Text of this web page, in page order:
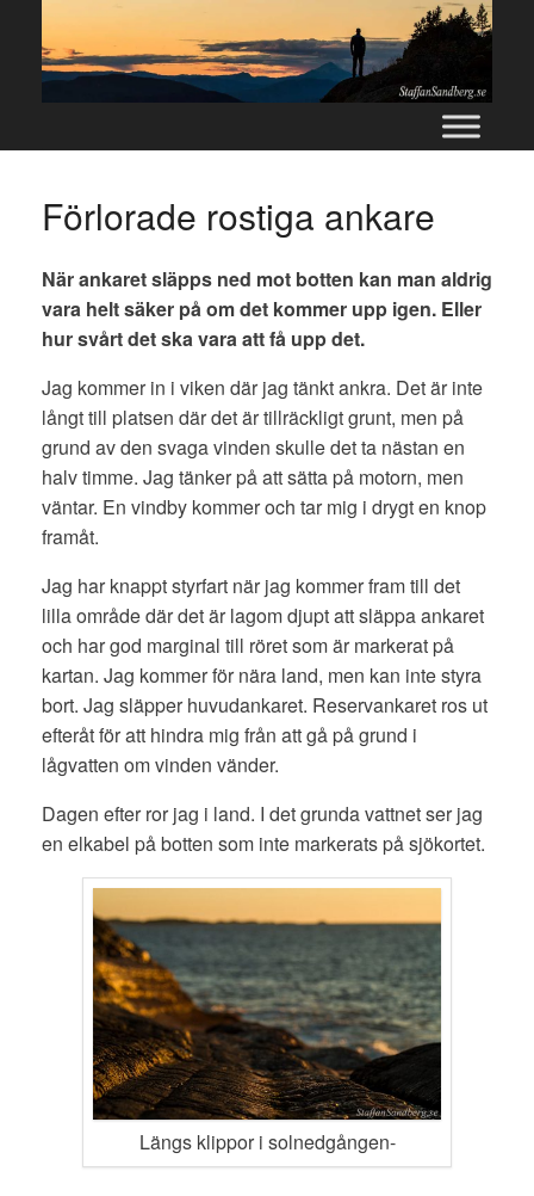
content
Förlorade rostiga ankare
När ankaret släpps ned mot botten kan man aldrig
vara helt säker på om det kommer upp igen. Eller
hur svårt det ska vara att få upp det.
Jag kommer in i viken där jag tänkt ankra. Det är inte
långt till platsen där det är tillräckligt grunt, men på
grund av den svaga vinden skulle det ta nästan en
halv timme. Jag tänker på att sätta på motorn, men
väntar. En vindby kommer och tar mig i drygt en knop
framåt.
Jag har knappt styrfart när jag kommer fram till det
lilla område där det är lagom djupt att släppa ankaret
och har god marginal till röret som är markerat på
kartan. Jag kommer för nära land, men kan inte styra
bort. Jag släpper huvudankaret. Reservankaret ros ut
efteråt för att hindra mig från att gå på grund i
lågvatten om vinden vänder.
Dagen efter ror jag i land. I det grunda vattnet ser jag
en elkabel på botten som inte markerats på sjökortet.
Längs klippor i solnedgången-